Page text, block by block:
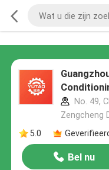
No. 49,
Zengcheng
5.0
Bel nu